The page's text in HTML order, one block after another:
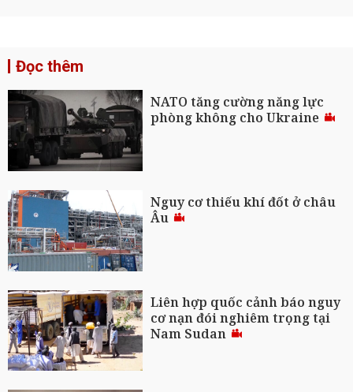
Đọc thêm
NATO tăng cường năng lực
phòng không cho Ukraine
Nguy cơ thiếu khí đốt ở châu
Âu
Liên hợp quốc cảnh báo nguy
cơ nạn đói nghiêm trọng tại
Nam Sudan